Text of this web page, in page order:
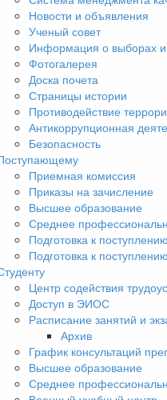
Новости и объявления
Ученый совет
Информация о выборах и
Фотогалерея
Доска почета
Страницы истории
Противодействие
Антикоррупционная
Безопасность
Приемная комиссия
Приказы на зачисление
Высшее образование
Среднее
Подготовка к
Подготовка к
Центр содействия
Доступ в ЭИОС
Расписание занятий и
Архив
График консультаций
Высшее образование
Среднее